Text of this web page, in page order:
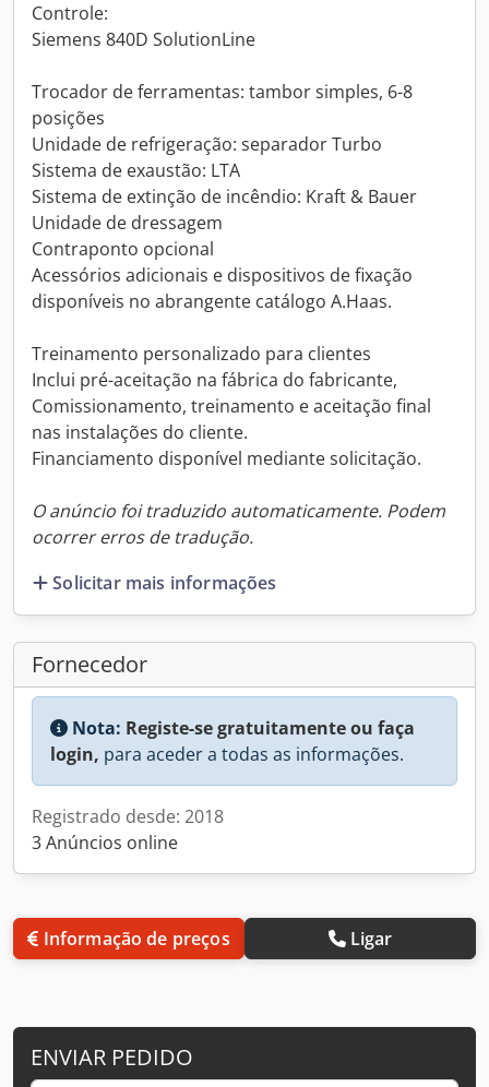
Controle:
Siemens 840D SolutionLine
Trocador de ferramentas: tambor simples, 6-8
posições
Unidade de refrigeração: separador Turbo
Sistema de exaustão: LTA
Sistema de extinção de incêndio: Kraft & Bauer
Unidade de dressagem
Contraponto opcional
Acessórios adicionais e dispositivos de fixação
disponíveis no abrangente catálogo A.Haas.
Treinamento personalizado para clientes
Inclui pré-aceitação na fábrica do fabricante,
Comissionamento, treinamento e aceitação final
nas instalações do cliente.
Financiamento disponível mediante solicitação.
O anúncio foi traduzido automaticamente. Podem
ocorrer erros de tradução.
Solicitar mais informações
Fornecedor
Nota: Registe-se gratuitamente ou faça
login, para aceder a todas as informações.
Registrado desde: 2018
3 Anúncios online
Informação de preços Ligar
ENVIAR PEDIDO